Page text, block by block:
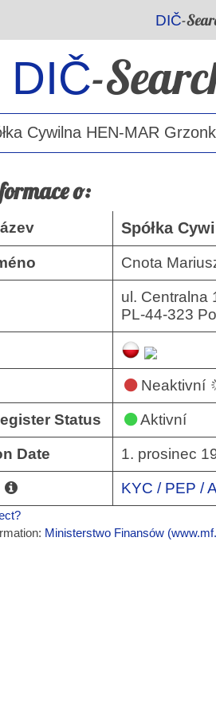
DIČ-
DIČ-
o:
Spółka
Cnota
ul. Centralna
PL-44-323
Neaktivní
Status Aktivní
Date 1. prosinec
KYC / PEP /
Ministerstwo Finansów